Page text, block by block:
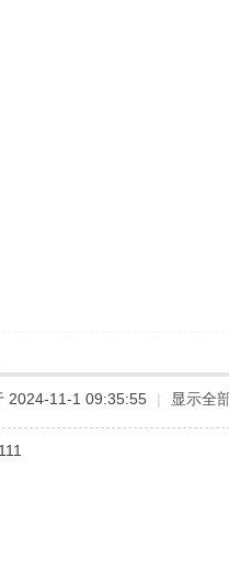
2024-11-1 09:35:55 | 显示全